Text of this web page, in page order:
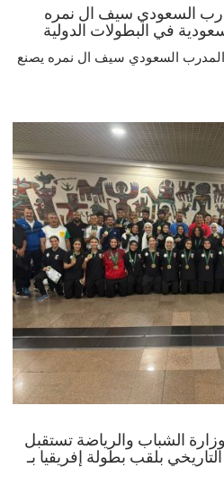
السعودي سيف ال نمره
في البطولات الدولية
‎ مُتابعة / دكتور علي إسماعيل ‎المدرب السعودي سيف ال نمره يصنع
الشباب والرياضة تستقبل
التاريخي بلقب بطولة إفريقيا بـ